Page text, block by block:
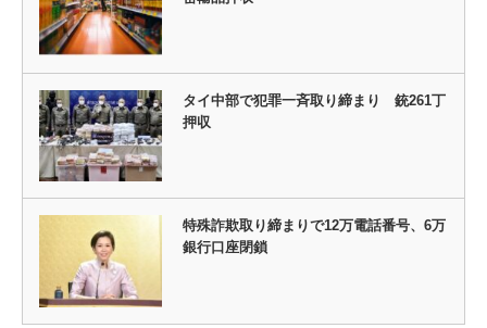
タイ中部で犯罪一斉取り締まり 銃261丁
押収
特殊詐欺取り締まりで12万電話番号、6万
銀行口座閉鎖